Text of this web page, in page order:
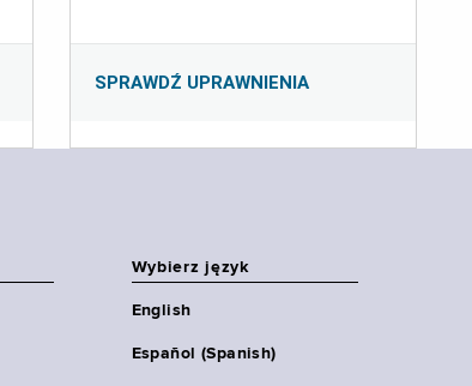
SPRAWDŹ UPRAWNIENIA
Wybierz język
English
Español (Spanish)